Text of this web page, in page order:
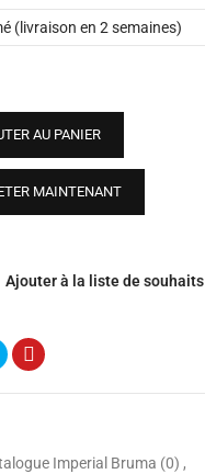
AU PANIER
MAINTENANT
Ajouter à la liste de souhaits
Imperial Bruma (0)